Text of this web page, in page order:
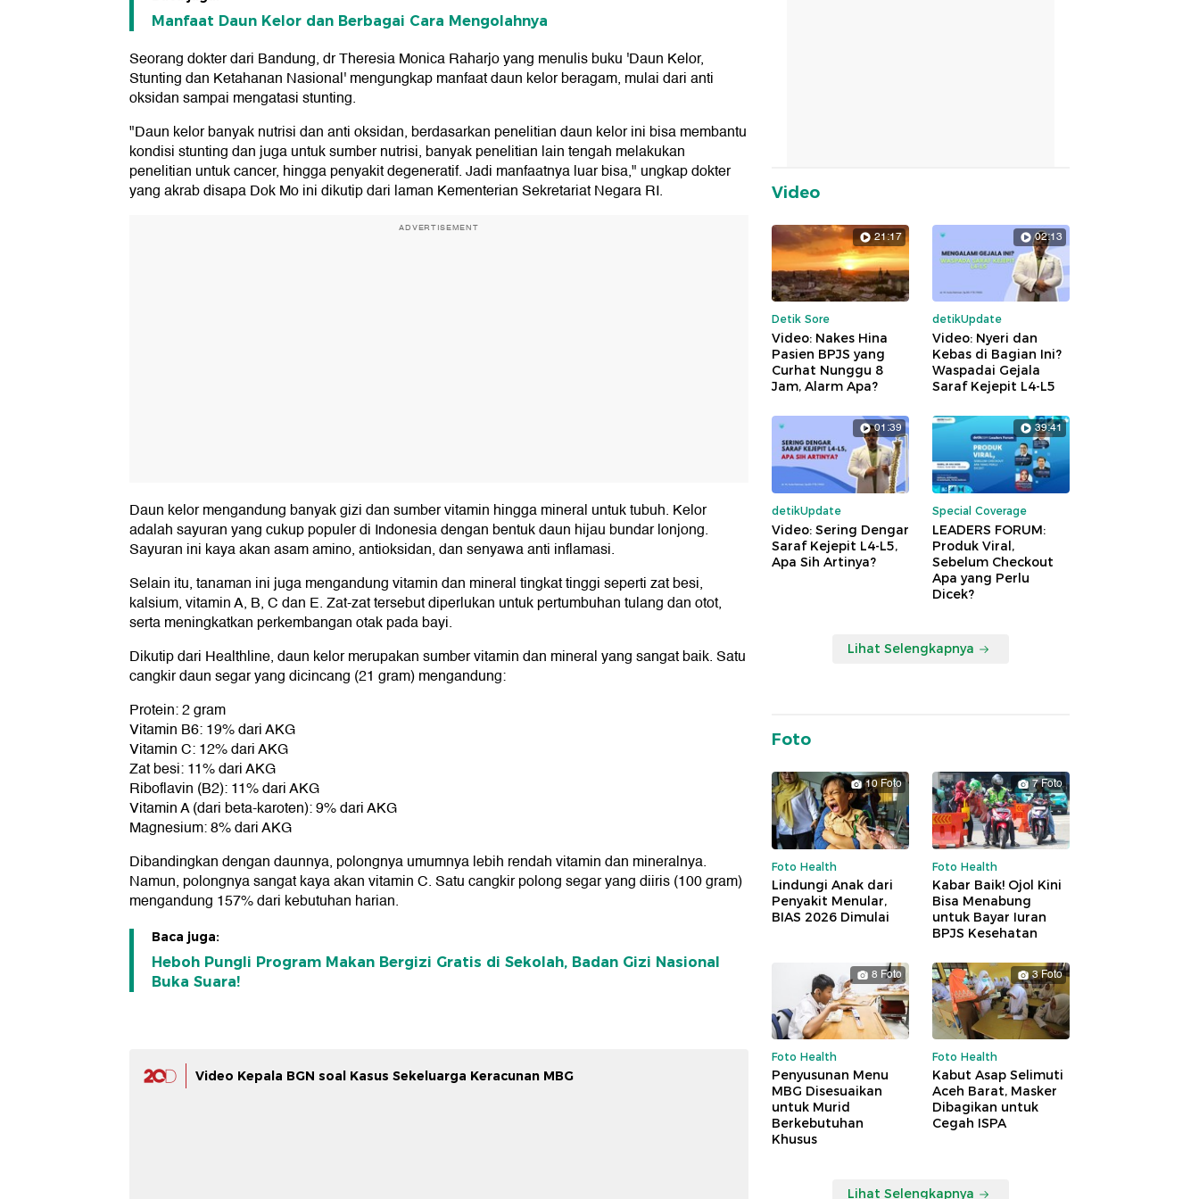
Manfaat Daun Kelor dan Berbagai Cara Mengolahnya
Seorang dokter dari Bandung, dr Theresia Monica Raharjo yang menulis buku 'Daun Kelor,
Stunting dan Ketahanan Nasional' mengungkap manfaat daun kelor beragam, mulai dari anti
oksidan sampai mengatasi stunting.
"Daun kelor banyak nutrisi dan anti oksidan, berdasarkan penelitian daun kelor ini bisa membantu
kondisi stunting dan juga untuk sumber nutrisi, banyak penelitian lain tengah melakukan
penelitian untuk cancer, hingga penyakit degeneratif. Jadi manfaatnya luar bisa," ungkap dokter
yang akrab disapa Dok Mo ini dikutip dari laman Kementerian Sekretariat Negara RI.
ADVERTISEMENT
Daun kelor mengandung banyak gizi dan sumber vitamin hingga mineral untuk tubuh. Kelor
adalah sayuran yang cukup populer di Indonesia dengan bentuk daun hijau bundar lonjong.
Sayuran ini kaya akan asam amino, antioksidan, dan senyawa anti inflamasi.
Selain itu, tanaman ini juga mengandung vitamin dan mineral tingkat tinggi seperti zat besi,
kalsium, vitamin A, B, C dan E. Zat-zat tersebut diperlukan untuk pertumbuhan tulang dan otot,
serta meningkatkan perkembangan otak pada bayi.
Dikutip dari Healthline, daun kelor merupakan sumber vitamin dan mineral yang sangat baik. Satu
cangkir daun segar yang dicincang (21 gram) mengandung:
Protein: 2 gram
Vitamin B6: 19% dari AKG
Vitamin C: 12% dari AKG
Zat besi: 11% dari AKG
Riboflavin (B2): 11% dari AKG
Vitamin A (dari beta-karoten): 9% dari AKG
Magnesium: 8% dari AKG
Dibandingkan dengan daunnya, polongnya umumnya lebih rendah vitamin dan mineralnya.
Namun, polongnya sangat kaya akan vitamin C. Satu cangkir polong segar yang diiris (100 gram)
mengandung 157% dari kebutuhan harian.
Baca juga:
Heboh Pungli Program Makan Bergizi Gratis di Sekolah, Badan Gizi Nasional
Buka Suara!
Video Kepala BGN soal Kasus Sekeluarga Keracunan MBG
Video
21:17
Detik Sore
Video: Nakes Hina
Pasien BPJS yang
Curhat Nunggu 8
Jam, Alarm Apa?
02:13
detikUpdate
Video: Nyeri dan
Kebas di Bagian Ini?
Waspadai Gejala
Saraf Kejepit L4-L5
01:39
detikUpdate
Video: Sering Dengar
Saraf Kejepit L4-L5,
Apa Sih Artinya?
39:41
Special Coverage
LEADERS FORUM:
Produk Viral,
Sebelum Checkout
Apa yang Perlu
Dicek?
Lihat Selengkapnya
Foto
10 Foto
Foto Health
Lindungi Anak dari
Penyakit Menular,
BIAS 2026 Dimulai
7 Foto
Foto Health
Kabar Baik! Ojol Kini
Bisa Menabung
untuk Bayar Iuran
BPJS Kesehatan
8 Foto
Foto Health
Penyusunan Menu
MBG Disesuaikan
untuk Murid
Berkebutuhan
Khusus
3 Foto
Foto Health
Kabut Asap Selimuti
Aceh Barat, Masker
Dibagikan untuk
Cegah ISPA
Lihat Selengkapnya